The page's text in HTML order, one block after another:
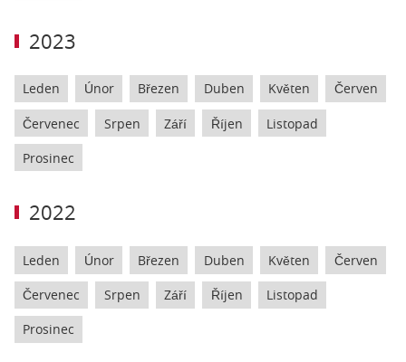
2023
Leden Únor Březen Duben Květen Červen
Červenec Srpen Září Říjen Listopad
Prosinec
2022
Leden Únor Březen Duben Květen Červen
Červenec Srpen Září Říjen Listopad
Prosinec